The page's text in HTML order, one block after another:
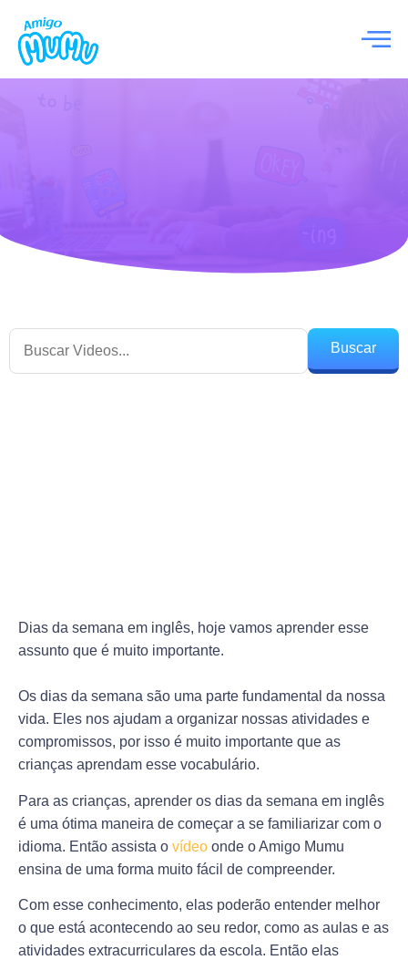
Buscar
Dias da semana em inglês, hoje vamos aprender esse
assunto que é muito importante.
Os dias da semana são uma parte fundamental da nossa
vida. Eles nos ajudam a organizar nossas atividades e
compromissos, por isso é muito importante que as
crianças aprendam esse vocabulário.
Para as crianças, aprender os dias da semana em inglês
é uma ótima maneira de começar a se familiarizar com o
idioma. Então assista o vídeo onde o Amigo Mumu
ensina de uma forma muito fácil de compreender.
Com esse conhecimento, elas poderão entender melhor
o que está acontecendo ao seu redor, como as aulas e as
atividades extracurriculares da escola. Então elas